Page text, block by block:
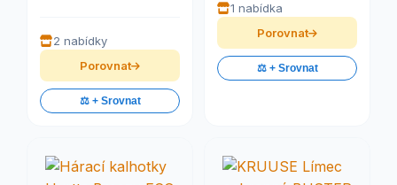
2 nabídky
Porovnat
⚖️ + Srovnat
1 nabídka
Porovnat
⚖️ + Srovnat